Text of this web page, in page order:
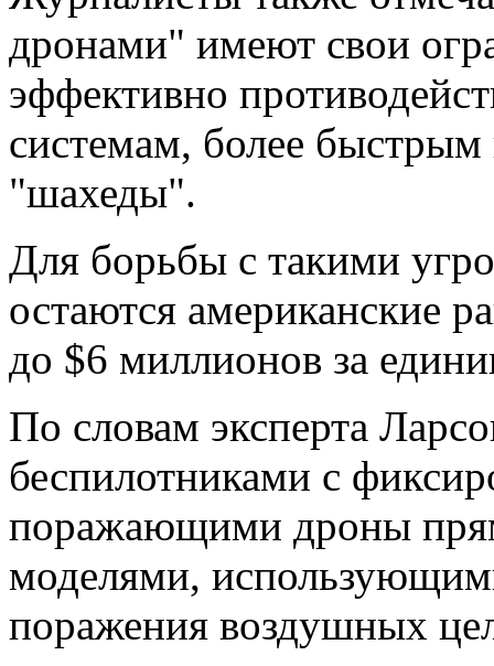
дронами" имеют свои
эффективно
системам, более
"шахеды".
Для борьбы с такими
остаются американские
до $6 миллионов за
По словам эксперта
беспилотниками с
поражающими дроны
моделями,
поражения воздушных